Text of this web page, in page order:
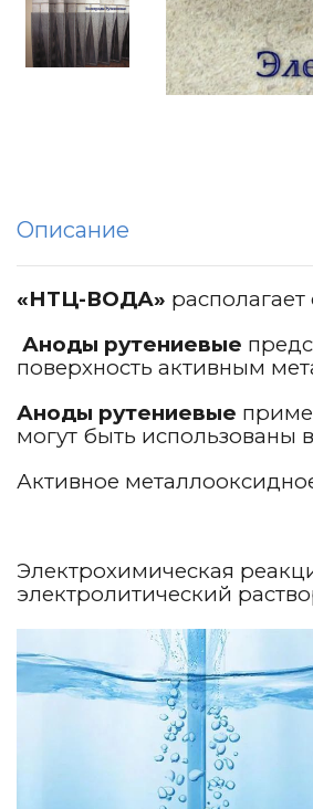
Описание
«НТЦ-ВОДА»
Аноды рутениевые
поверхность активным
Аноды рутениевые
могут быть использованы
Активное
Электрохимическая
электролитический